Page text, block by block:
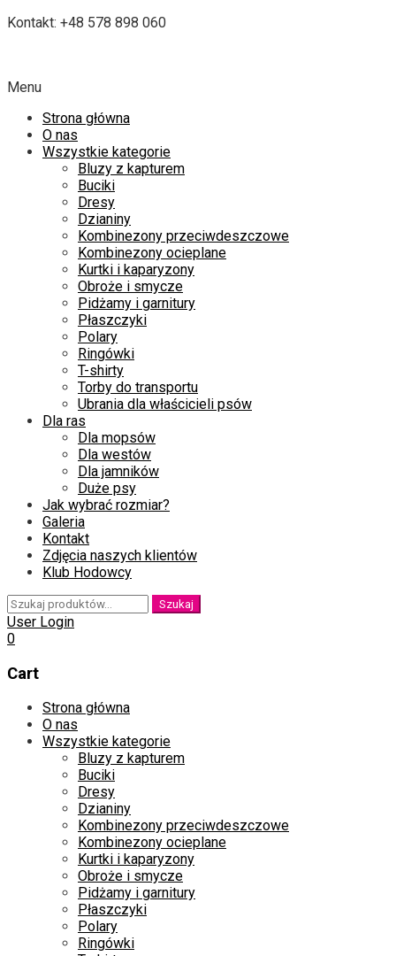
Kontakt: +48 578 898 060
Menu
Strona główna
O nas
Wszystkie kategorie
Bluzy z kapturem
Buciki
Dresy
Dzianiny
Kombinezony przeciwdeszczowe
Kombinezony ocieplane
Kurtki i kaparyzony
Obroże i smycze
Pidżamy i garnitury
Płaszczyki
Polary
Ringówki
T-shirty
Torby do transportu
Ubrania dla właścicieli psów
Dla ras
Dla mopsów
Dla westów
Dla jamników
Duże psy
Jak wybrać rozmiar?
Galeria
Kontakt
Zdjęcia naszych klientów
Klub Hodowcy
Szukaj:
Szukaj
User Login
0
Cart
Skip
content
Strona główna
O nas
Wszystkie kategorie
Bluzy z kapturem
Buciki
Dresy
Dzianiny
Kombinezony przeciwdeszczowe
Kombinezony ocieplane
Kurtki i kaparyzony
Obroże i smycze
Pidżamy i garnitury
Płaszczyki
Polary
Ringówki